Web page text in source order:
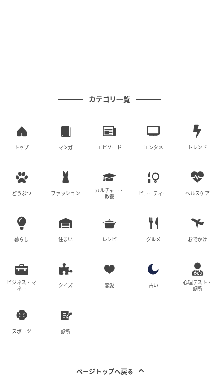
出典：Instagram
公式サイトによると、ドーナツ生地は「しっとりもっ
ム」が入っているとのこと。@megumiko_maniaさん
いわく「甘さは比較的しっかりめ」で「チョコの味わ
いもしっかり」感じられるそう。甘いものでリフレッ
シュしたいときにぴったりです。イートイン価格
¥310（税込）。
※本文中の画像は投稿主様より掲載許諾をいただいて
います。
※こちらの記事では@hifumi4様、
@megumiko_mania様のInstagram投稿をご紹介して
※記事内の情報は執筆時のものになります。価格変更
カテゴリ一覧
トップ マンガ エピソード エンタメ トレンド
どうぶつ ファッション
カルチャー・
教養
ビューティー ヘルスケア
暮らし 住まい レシピ グルメ おでかけ
ビジネス・マ
ネー
クイズ 恋愛 占い
心理テスト・
診断
スポーツ 診断
ページトップへ戻る